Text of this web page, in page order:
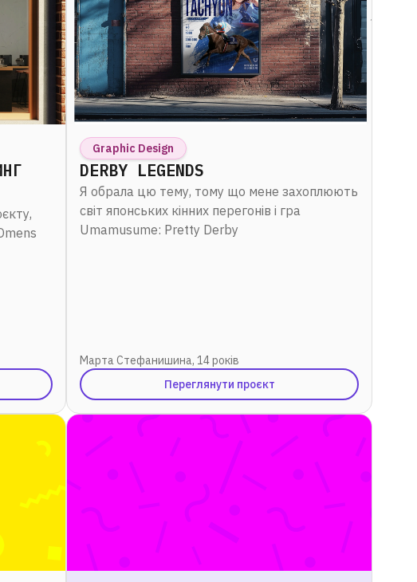
Graphic Design
DERBY LEGENDS
Я обрала цю тему, тому що мене захоплюють
світ японських кінних перегонів і гра
Umamusume: Pretty Derby
Марта Стефанишина, 14 років
Переглянути проєкт